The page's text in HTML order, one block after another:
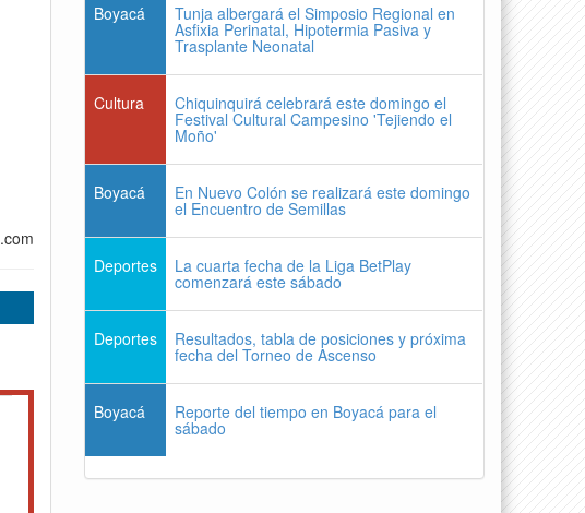
Boyacá Tunja albergará el Simposio Regional en
Asfixia Perinatal, Hipotermia Pasiva y
Trasplante Neonatal
Cultura Chiquinquirá celebrará este domingo el
Festival Cultural Campesino 'Tejiendo el
Moño'
Boyacá En Nuevo Colón se realizará este domingo
el Encuentro de Semillas
Deportes La cuarta fecha de la Liga BetPlay
comenzará este sábado
Deportes Resultados, tabla de posiciones y próxima
fecha del Torneo de Ascenso
Boyacá Reporte del tiempo en Boyacá para el
sábado